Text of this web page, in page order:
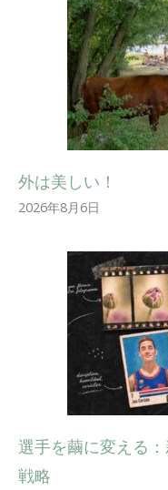
外は美しい！
2026年8月6日
選手を繭に変える
戦略